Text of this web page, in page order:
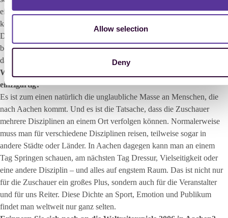
Allow selection
Deny
einen enormen Wert, wenn ein Organisator das möglich macht. Es
kommen viel mehr Menschen zusammen, sehr unterschiedliche
Disziplinen treffen aufeinander, und damit entsteht auch eine ganz
besondere gemeinsame Atmosphäre. Für den Reitsport insgesamt ist
das ein starkes Signal.
Was macht diese Atmosphäre in Aachen für Sie ganz persönlich so
einzigartig?
Es ist zum einen natürlich die unglaubliche Masse an Menschen, die
nach Aachen kommt. Und es ist die Tatsache, dass die Zuschauer
mehrere Disziplinen an einem Ort verfolgen können. Normalerweise
muss man für verschiedene Disziplinen reisen, teilweise sogar in
andere Städte oder Länder. In Aachen dagegen kann man an einem
Tag Springen schauen, am nächsten Tag Dressur, Vielseitigkeit oder
eine andere Disziplin – und alles auf engstem Raum. Das ist nicht nur
für die Zuschauer ein großes Plus, sondern auch für die Veranstalter
und für uns Reiter. Diese Dichte an Sport, Emotion und Publikum
findet man weltweit nur ganz selten.